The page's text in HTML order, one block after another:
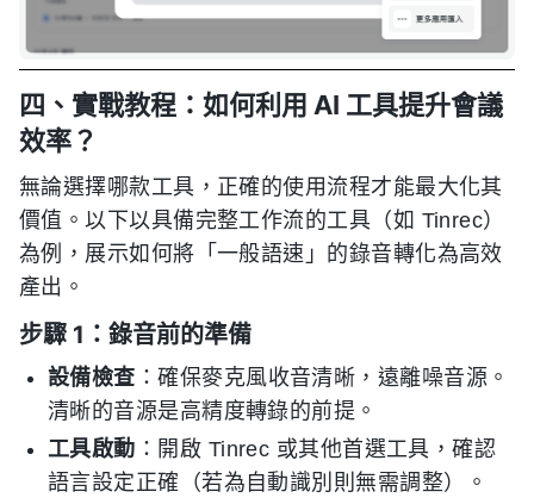
四、實戰教程：如何利用 AI 工具提升會議
效率？
無論選擇哪款工具，正確的使用流程才能最大化其
價值。以下以具備完整工作流的工具（如 Tinrec）
為例，展示如何將「一般語速」的錄音轉化為高效
產出。
步驟 1：錄音前的準備
設備檢查 ：確保麥克風收音清晰，遠離噪音源。
清晰的音源是高精度轉錄的前提。
工具啟動 ：開啟 Tinrec 或其他首選工具，確認
語言設定正確（若為自動識別則無需調整）。